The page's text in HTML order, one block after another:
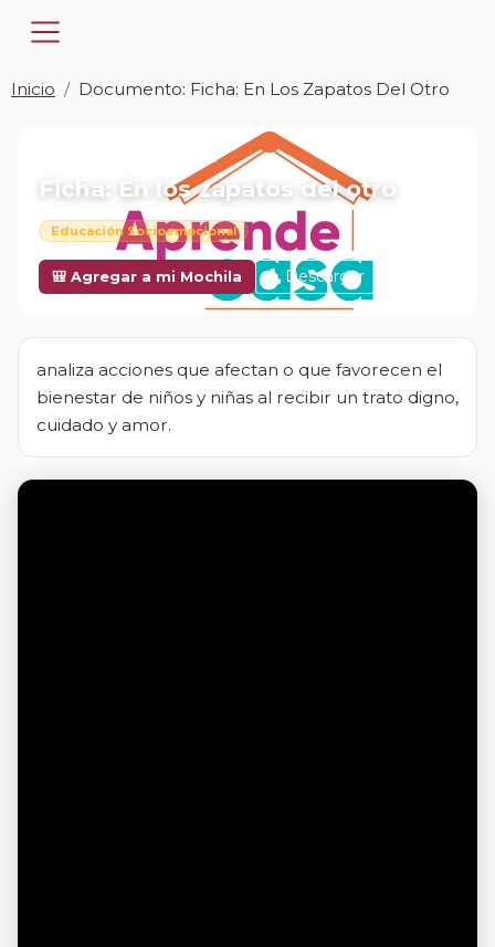
Inicio Documento: Ficha: En Los Zapatos Del Otro
📎 DOCUMENTO · DOCX
Ficha: En los zapatos del otro
Educación Socioemocional
🎒 Agregar a mi Mochila Descargar
analiza acciones que afectan o que favorecen el
bienestar de niños y niñas al recibir un trato digno,
cuidado y amor.